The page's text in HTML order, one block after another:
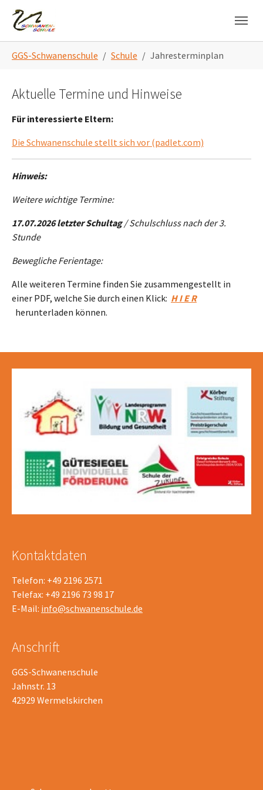
Skip to main navigation
Zum Hauptinhalt springen
Skip to page footer
GGS-Schwanenschule Schule Jahresterminplan
Aktuelle Termine und Hinweise
Für interessierte Eltern:
Die Schwanenschule stellt sich vor (padlet.com)
Hinweis:
Weitere wichtige Termine:
17.07.2026 letzter Schultag/ Schulschluss nach der 3.
Stunde
Bewegliche Ferientage:
Alle weiteren Termine finden Sie zusammengestellt in
einer PDF, welche Sie durch einen Klick: H I E R
herunterladen können.
Kontaktdaten
Telefon: +49 2196 2571
Telefax: +49 2196 73 98 17
E-Mail: info@schwanenschule.de
Anschrift
GGS-Schwanenschule
Jahnstr. 13
42929 Wermelskirchen